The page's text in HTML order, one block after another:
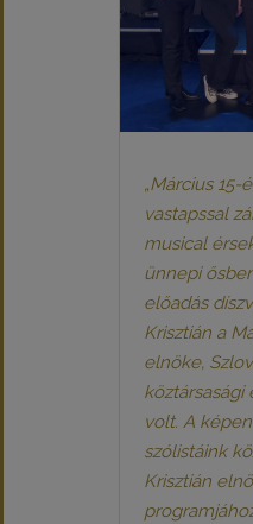
„Március 15-
vastapssal
musical
ünnepi
előadás
Krisztián a
elnöke,
volt. A
szólistáink
Krisztián